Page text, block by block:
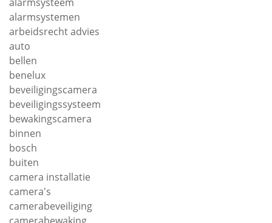
alarmsystemen
arbeidsrecht advies
auto
bellen
benelux
beveiligingscamera
beveiligingssysteem
bewakingscamera
binnen
bosch
buiten
camera installatie
camera's
camerabeveiliging